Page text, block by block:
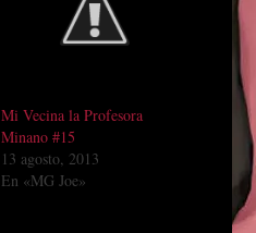
Mi Vecina la Profesora
Minano #15
13 agosto, 2013
En «MG Joe»